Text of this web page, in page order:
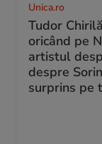
Unica.ro
Tudor
oricând pe
artistul
despre
surprins pe